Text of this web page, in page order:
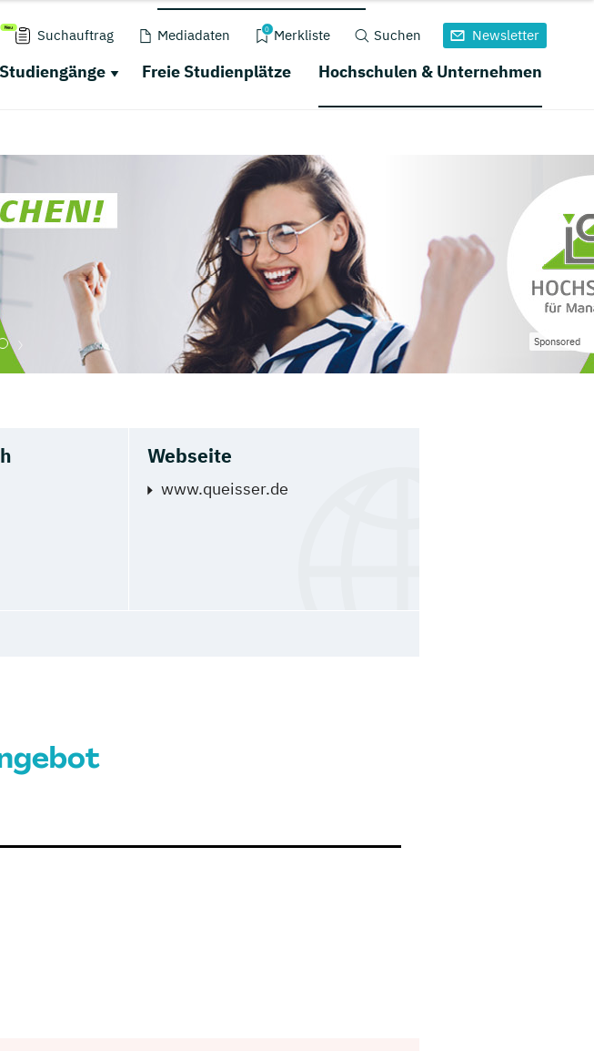
Suchauftrag Mediadaten 0 Merkliste Suchen Newsletter
Studiengänge Freie Studienplätze Hochschulen & Unternehmen
Sponsored
Webseite
www.queisser.de